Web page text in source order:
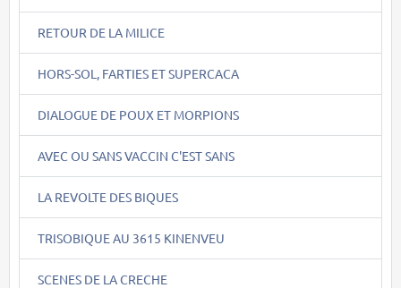
RETOUR DE LA MILICE
HORS-SOL, FARTIES ET SUPERCACA
DIALOGUE DE POUX ET MORPIONS
AVEC OU SANS VACCIN C'EST SANS
LA REVOLTE DES BIQUES
TRISOBIQUE AU 3615 KINENVEU
SCENES DE LA CRECHE